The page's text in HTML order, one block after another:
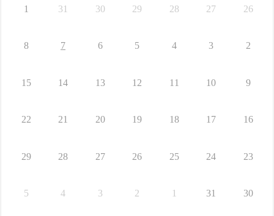
26
27
28
29
30
31
1
2
3
4
5
6
7
8
9
10
11
12
13
14
15
16
17
18
19
20
21
22
23
24
25
26
27
28
29
30
31
1
2
3
4
5